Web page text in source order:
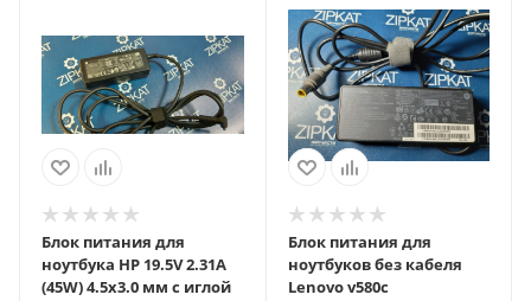
Блок питания для
ноутбука HP 19.5V 2.31A
(45W) 4.5x3.0 мм с иглой
Блок питания для
ноутбуков без кабеля
Lenovo v580c